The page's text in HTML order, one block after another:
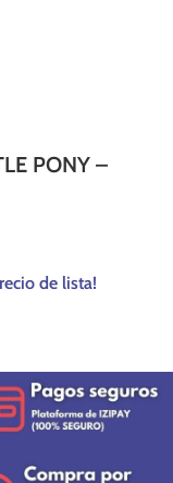
PONY –
de lista!